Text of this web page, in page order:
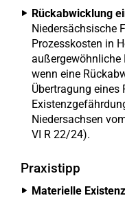
Rückabwicklung
Niedersächsische
Prozesskosten in
außergewöhnliche
wenn eine
Übertragung eines
Niedersachsen
VI R 22/24).
Praxistipp
Materielle